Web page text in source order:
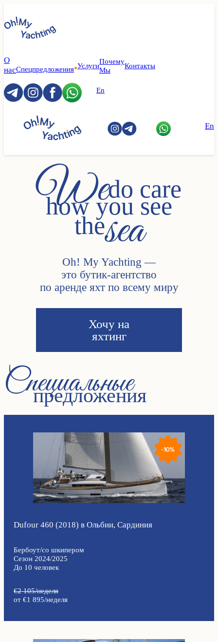
О
насСпецпредложения●Услуги
Почему
Мы
Контакты
En
En
Wedo сare
how you see
thesea
Oh! My Yachting —
это бутик-агентство
по аренде яхт по всему миру
Хочу на
яхтинг
Специальные
предложения
Dufour 460 (2018) в Ольбии, Сардиния
Бербоут/со шкипером
Сезон 2024/2025
До 10 человек
€2 105/неделя
от €1 895/неделя